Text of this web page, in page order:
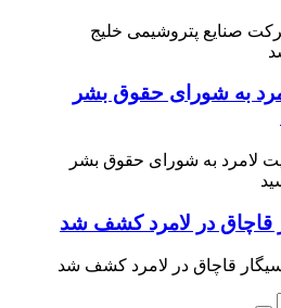
به شورای حقوق بشر